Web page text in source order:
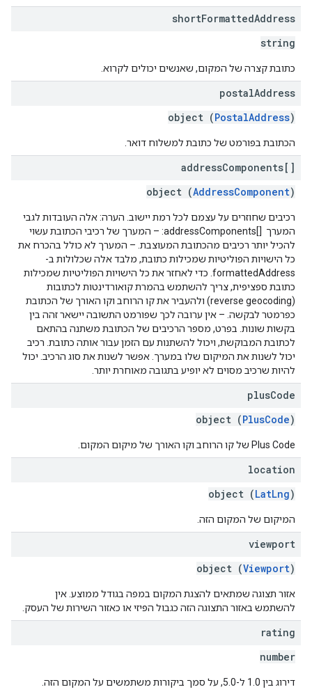
shortFormattedAddress
string
כתובת קצרה של המקום, שאנשים יכולים לקרוא.
postalAddress
object (PostalAddress)
הכתובת בפורמט של כתובת למשלוח דואר.
addressComponents[]
object (AddressComponent)
רכיבים שחוזרים על עצמם לכל רמת יישוב. הערה: אלה העובדות לגבי
המערך addressComponents[] ‎: – המערך של רכיבי הכתובת עשוי
להכיל יותר רכיבים מהכתובת המעוצבת. – המערך לא כולל בהכרח את
כל הישויות הפוליטיות שמכילות כתובת, מלבד אלה שכלולות ב-
formattedAddress. כדי לאחזר את כל הישויות הפוליטיות שמכילות
כתובת ספציפית, צריך להשתמש בהמרת קואורדינטות לכתובות
(reverse geocoding) ולהעביר את קו הרוחב וקו האורך של הכתובת
כפרמטר לבקשה. – אין ערובה לכך שפורמט התשובה יישאר זהה בין
בקשות שונות. בפרט, מספר הרכיבים של הכתובת משתנה בהתאם
לכתובת המבוקשת, ויכול להשתנות עם הזמן עבור אותה כתובת. רכיב
יכול לשנות את המיקום שלו במערך. אפשר לשנות את סוג הרכיב. יכול
להיות שרכיב מסוים לא יופיע בתגובה מאוחרת יותר.
plusCode
object (PlusCode)
‫Plus Code של קו הרוחב וקו האורך של מיקום המקום.
location
object (LatLng)
המיקום של המקום הזה.
viewport
object (Viewport)
אזור תצוגה שמתאים להצגת המקום במפה בגודל ממוצע. אין
להשתמש באזור התצוגה הזה כגבול הפיזי או כאזור השירות של העסק.
rating
number
דירוג בין 1.0 ל-5.0, על סמך ביקורות משתמשים על המקום הזה.